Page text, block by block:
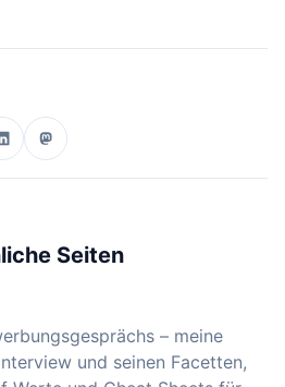
Seiten
– meine
und seinen Facetten,